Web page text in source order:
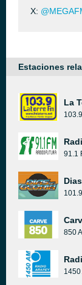
X:
Estaciones
La
91.1
850
1450